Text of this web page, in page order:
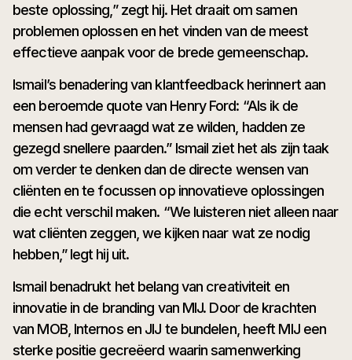
beste oplossing,” zegt hij. Het draait om samen
problemen oplossen en het vinden van de meest
effectieve aanpak voor de brede gemeenschap.
Ismail’s benadering van klantfeedback herinnert aan
een beroemde quote van Henry Ford: “Als ik de
mensen had gevraagd wat ze wilden, hadden ze
gezegd snellere paarden.” Ismail ziet het als zijn taak
om verder te denken dan de directe wensen van
cliënten en te focussen op innovatieve oplossingen
die echt verschil maken. “We luisteren niet alleen naar
wat cliënten zeggen, we kijken naar wat ze nodig
hebben,” legt hij uit.
Ismail benadrukt het belang van creativiteit en
innovatie in de branding van MIJ. Door de krachten
van MOB, Internos en JIJ te bundelen, heeft MIJ een
sterke positie gecreëerd waarin samenwerking